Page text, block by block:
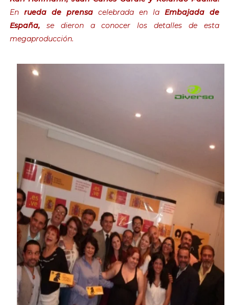
En rueda de prensa celebrada en la Embajada de
España,se dieron a conocer los detalles de esta
megaproducción.